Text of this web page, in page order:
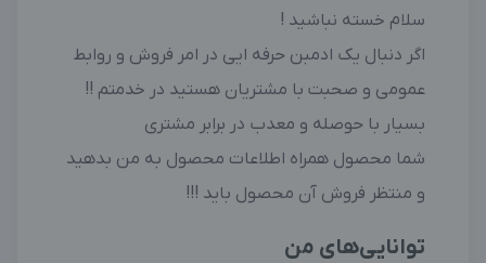
سلام خسته نباشید !
اگر دنبال یک ادمبن حرفه ایی در امر فروش و روابط
عمومی و صحبت با مشتریان هستید در خدمتم !!
بسیار با حوصله و معدب در برابر مشتری
شما محصول همراه اطلاعات محصول به من بدهید
و منتظر فروش آن محصول باید !!!
توانایی‌های من